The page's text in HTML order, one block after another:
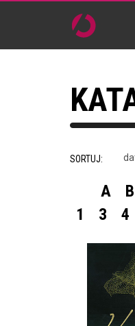
SORTUJ:
A B
1
3 4
VERITY.